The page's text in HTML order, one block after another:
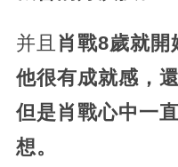
并且 肖戰8歲就開
他很有成就感，
但是肖戰心中一
想。